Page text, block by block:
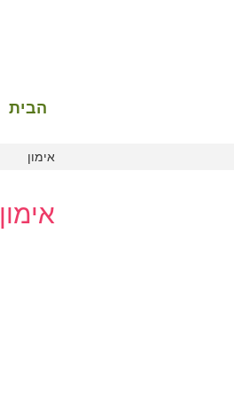
הבית
אימון
אימון